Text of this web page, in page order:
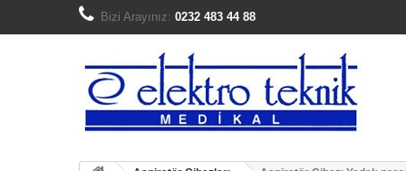
Bizi Arayınız: 0232 483 44 88